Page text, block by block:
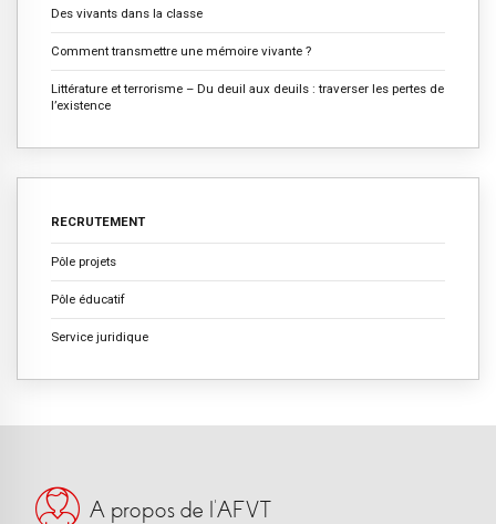
Des vivants dans la classe
Comment transmettre une mémoire vivante ?
Littérature et terrorisme – Du deuil aux deuils : traverser les pertes de
l’existence
RECRUTEMENT
Pôle projets
Pôle éducatif
Service juridique
A propos de l’AFVT